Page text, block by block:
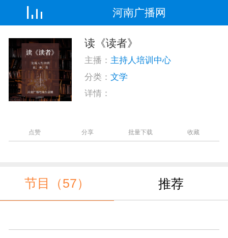
河南广播网
读《读者》
主播： 主持人培训中心
分类： 文学
详情：
点赞 分享 批量下载 收藏
节目（57） 推荐